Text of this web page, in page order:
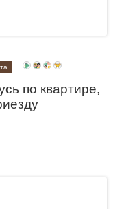
по квартире,